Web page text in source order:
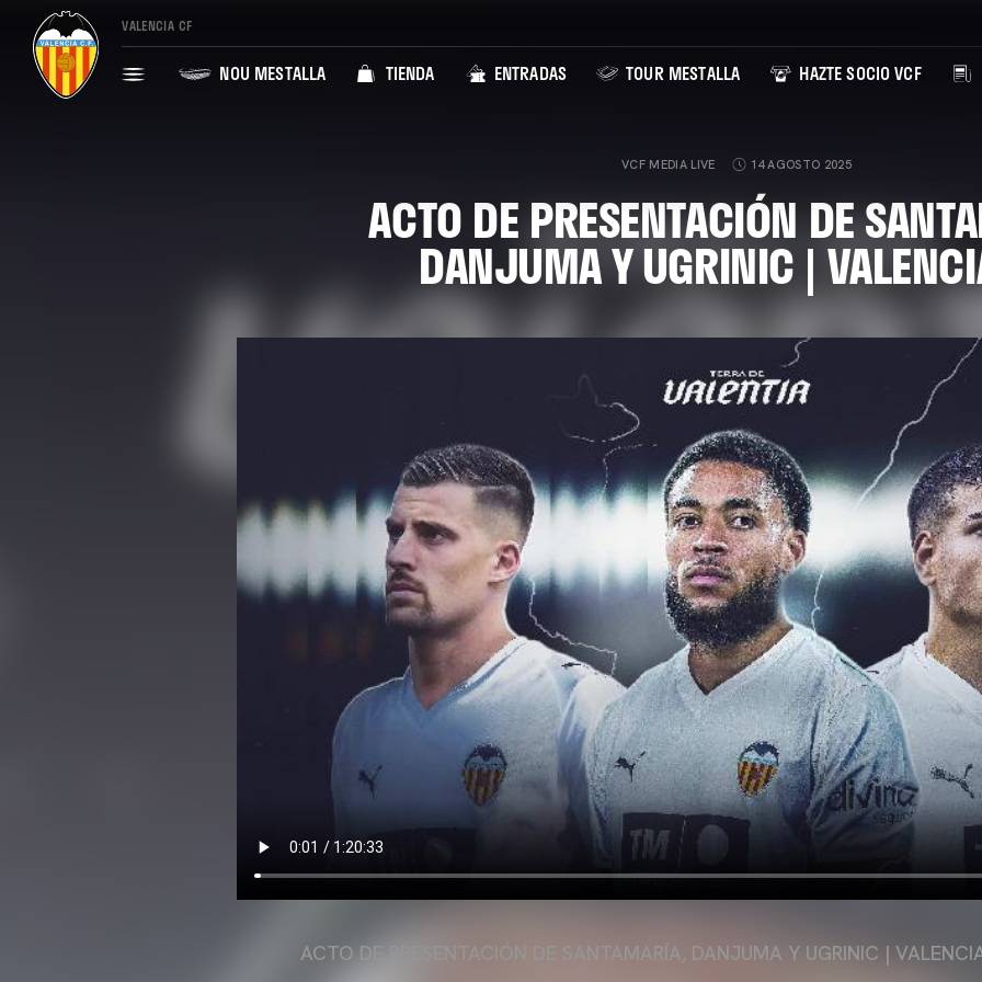
VALENCIA CF
NOU MESTALLA TIENDA ENTRADAS TOUR MESTALLA HAZTE SOCIO VCF
VCF MEDIA LIVE 14 AGOSTO 2025
ACTO DE PRESENTACIÓN DE
DANJUMA Y UGRINIC |
ACTO DE PRESENTACIÓN DE SANTAMARÍA, DANJUMA Y UGRINIC |